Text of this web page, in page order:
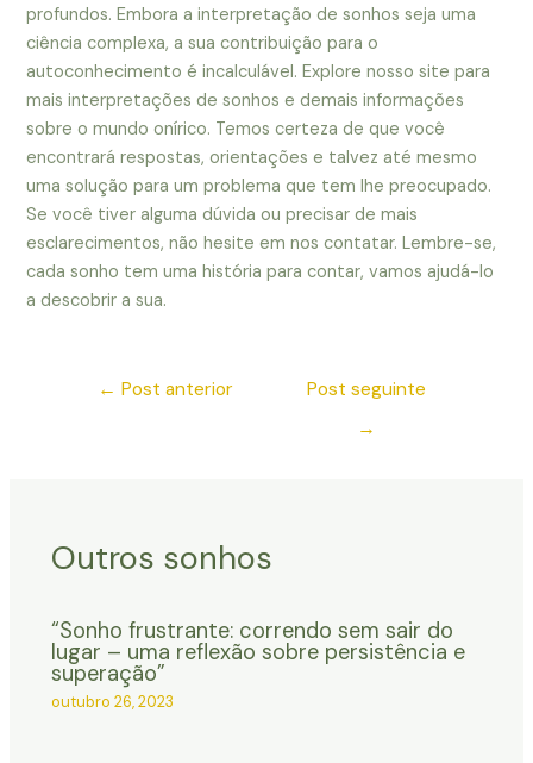
profundos. Embora a interpretação de sonhos seja uma
ciência complexa, a sua contribuição para o
autoconhecimento é incalculável. Explore nosso site para
mais interpretações de sonhos e demais informações
sobre o mundo onírico. Temos certeza de que você
encontrará respostas, orientações e talvez até mesmo
uma solução para um problema que tem lhe preocupado.
Se você tiver alguma dúvida ou precisar de mais
esclarecimentos, não hesite em nos contatar. Lembre-se,
cada sonho tem uma história para contar, vamos ajudá-lo
a descobrir a sua.
← Post anterior
Post seguinte
→
Outros sonhos
“Sonho frustrante: correndo sem sair do
lugar – uma reflexão sobre persistência e
superação”
outubro 26, 2023